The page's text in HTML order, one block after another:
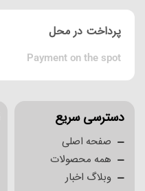
پرداخت در محل
Payment on the spot
دسترسی سریع
صفحه اصلی
همه محصولات
وبلاگ اخبار